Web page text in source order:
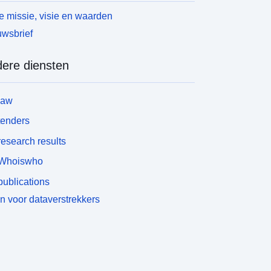
missie, visie en waarden
diensten
results
voor dataverstrekkers